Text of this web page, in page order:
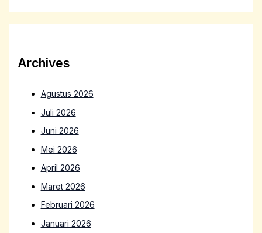
Archives
Agustus 2026
Juli 2026
Juni 2026
Mei 2026
April 2026
Maret 2026
Februari 2026
Januari 2026